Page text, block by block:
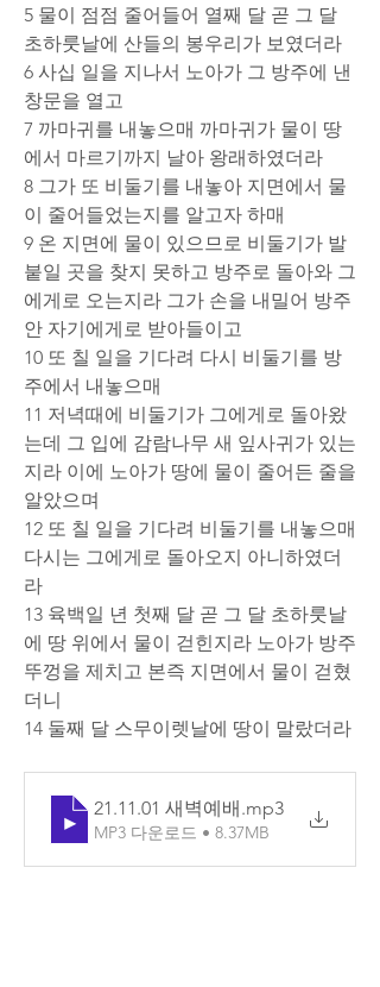
5 물이 점점 줄어들어 열째 달 곧 그 달
초하룻날에 산들의 봉우리가 보였더라
6 사십 일을 지나서 노아가 그 방주에 낸
창문을 열고
7 까마귀를 내놓으매 까마귀가 물이 땅
에서 마르기까지 날아 왕래하였더라
8 그가 또 비둘기를 내놓아 지면에서 물
이 줄어들었는지를 알고자 하매
9 온 지면에 물이 있으므로 비둘기가 발
붙일 곳을 찾지 못하고 방주로 돌아와 그
에게로 오는지라 그가 손을 내밀어 방주
안 자기에게로 받아들이고
10 또 칠 일을 기다려 다시 비둘기를 방
주에서 내놓으매
11 저녁때에 비둘기가 그에게로 돌아왔
는데 그 입에 감람나무 새 잎사귀가 있는
지라 이에 노아가 땅에 물이 줄어든 줄을
알았으며
12 또 칠 일을 기다려 비둘기를 내놓으매
다시는 그에게로 돌아오지 아니하였더
라
13 육백일 년 첫째 달 곧 그 달 초하룻날
에 땅 위에서 물이 걷힌지라 노아가 방주
뚜껑을 제치고 본즉 지면에서 물이 걷혔
더니
14 둘째 달 스무이렛날에 땅이 말랐더라
21.11.01 새벽예배.mp3
MP3 다운로드 • 8.37MB